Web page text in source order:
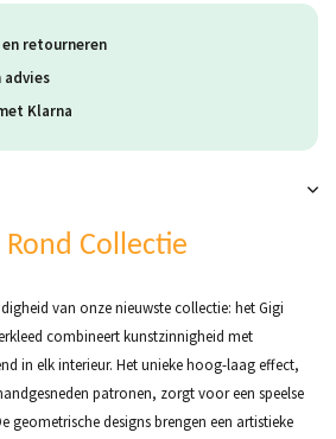
retourneren
Klarna
Rond Collectie
van onze nieuwste collectie: het Gigi
combineert kunstzinnigheid met
in elk interieur. Het unieke hoog-laag effect,
patronen, zorgt voor een speelse
geometrische designs brengen een artistieke